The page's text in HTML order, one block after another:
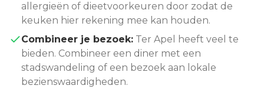
allergieën of dieetvoorkeuren door zodat de
keuken hier rekening mee kan houden.
Combineer je bezoek: Ter Apel
heeft veel te
bieden. Combineer een diner met een
stadswandeling of een bezoek aan lokale
bezienswaardigheden.